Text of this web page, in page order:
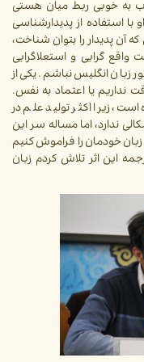
به خوبی ربط میان هستی
استفاده از پدیدارشناسی
آن پدیدار را بتوان شناخت،
گرایی و استعلاگرایی
زبان انگلیس نباشم. یکی از
نداریم یا اعتماد به نفس.
زیرا اکثر تولید علم در
ندارد، اما مساله سر این
خودمان را فراموش کنیم
این اثر تلاش کردم زبان